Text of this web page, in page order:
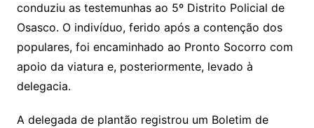
conduziu as testemunhas ao 5º Distrito Policial de
Osasco. O indivíduo, ferido após a contenção dos
populares, foi encaminhado ao Pronto Socorro com
apoio da viatura e, posteriormente, levado à
delegacia.
A delegada de plantão registrou um Boletim de